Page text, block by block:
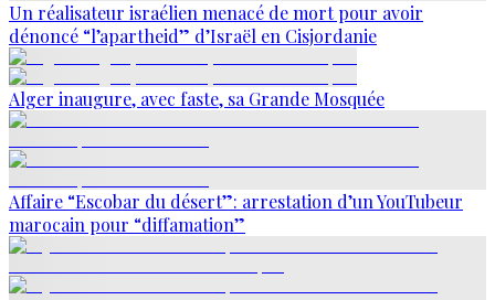
Un réalisateur israélien menacé de mort pour avoir
dénoncé “l’apartheid” d’Israël en Cisjordanie
Alger inaugure, avec faste, sa Grande Mosquée
Affaire “Escobar du désert”: arrestation d’un YouTubeur
marocain pour “diffamation”